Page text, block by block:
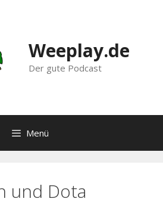
Weeplay.de
Der gute Podcast
Menü
und Dota